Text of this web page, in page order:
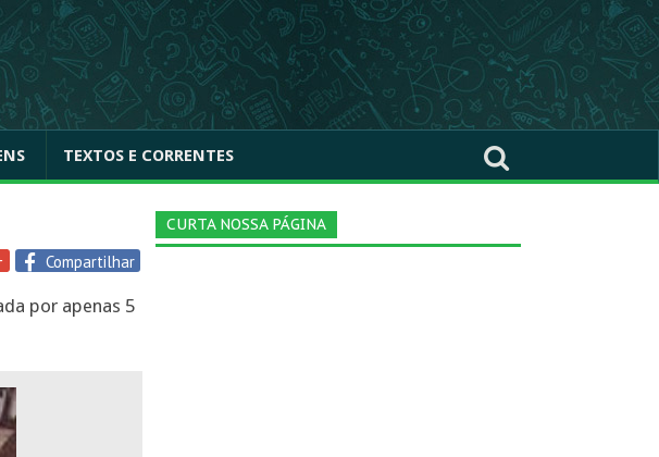
TEXTOS E CORRENTES
Compartilhar
por apenas 5
CURTA NOSSA PÁGINA